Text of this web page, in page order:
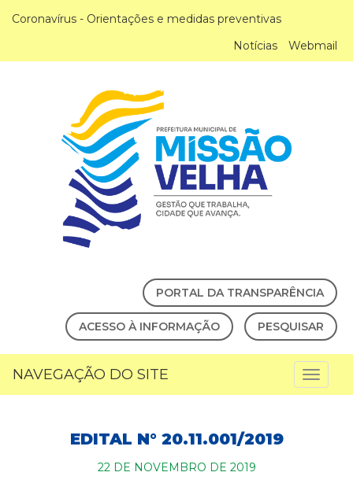
Coronavírus - Orientações e medidas preventivas
Notícias
Webmail
PORTAL DA TRANSPARÊNCIA
ACESSO À INFORMAÇÃO PESQUISAR
NAVEGAÇÃO DO SITE
EDITAL N° 20.11.001/2019
22 DE NOVEMBRO DE 2019